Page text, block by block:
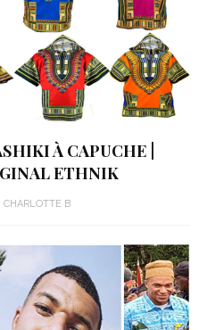
À CAPUCHE |
ETHNIK
CHARLOTTE B